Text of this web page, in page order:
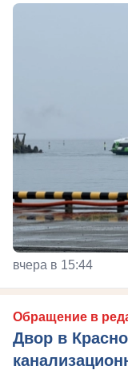
вчера в 15:44
Обращение в
Двор в